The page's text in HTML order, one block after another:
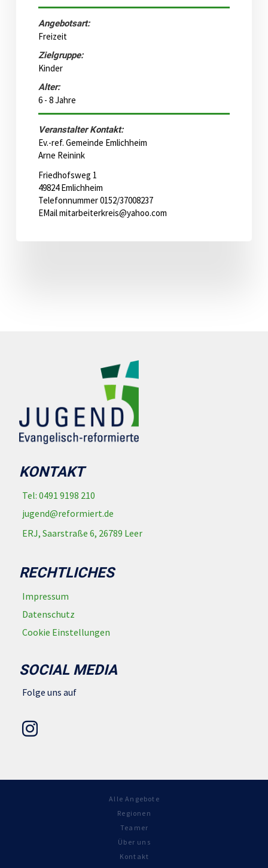
Angebotsart:
Freizeit
Zielgruppe:
Kinder
Alter:
6 - 8 Jahre
Veranstalter Kontakt:
Ev.-ref. Gemeinde Emlichheim
Arne Reinink
Friedhofsweg 1
49824 Emlichheim
Telefonnummer 0152/37008237
EMailmitarbeiterkreis@yahoo.com
KONTAKT
Tel: 0491 9198 210
jugend@reformiert.de
ERJ, Saarstraße 6, 26789 Leer
RECHTLICHES
Impressum
Datenschutz
Cookie Einstellungen
SOCIAL MEDIA
Folge uns auf
Alle Angebote
Regionen
Teamer
Über uns
Kontakt